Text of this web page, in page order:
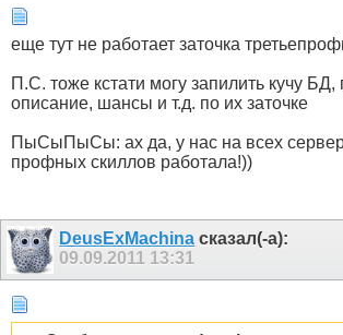
еще тут не работает заточка
П.С. тоже кстати могу запилить кучу БД,
описание, шансы и т.д. по их заточке
ПыСыПыСы: ах да, у нас на всех
профных скиллов работала!))
DeusExMachina сказал(-а):
09.09.2011 13:31